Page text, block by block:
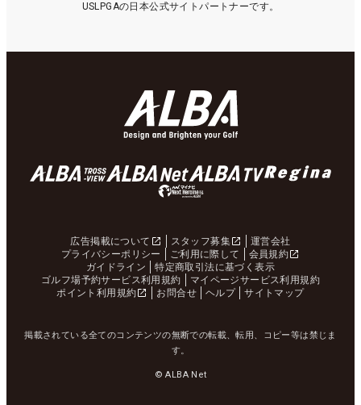
USLPGAの日本公式サイトパートナーです。
広告掲載について スタッフ募集
運営会社
プライバシーポリシー
ご利用に際して
会員規約
ガイドライン
特定商取引法に基づく表示
ゴルフ場予約サービス利用規約
マイページサービス利用規約
ポイント利用規約
お問合せ ヘルプ サイトマップ
掲載されている全てのコンテンツの無断での転載、転用、コピー等は禁じま
す。
© ALBA Net